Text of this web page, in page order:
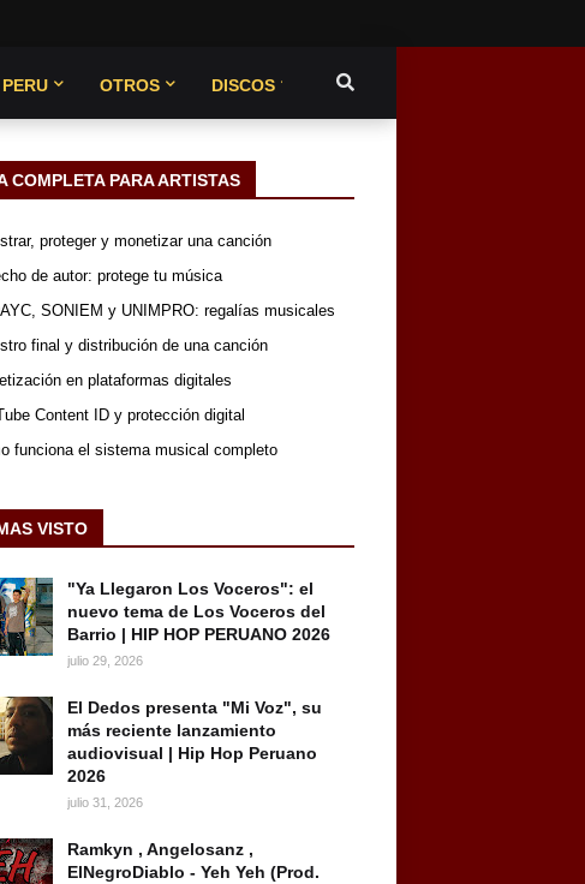
OTROS DISCOS
COMPLETA PARA ARTISTAS
proteger y monetizar una canción
de autor: protege tu música
SONIEM y UNIMPRO: regalías musicales
final y distribución de una canción
en plataformas digitales
Content ID y protección digital
funciona el sistema musical completo
VISTO
"Ya Llegaron Los Voceros": el
nuevo tema de Los Voceros del
Barrio | HIP HOP PERUANO 2026
julio 29, 2026
El Dedos presenta "Mi Voz", su
más reciente lanzamiento
audiovisual | Hip Hop Peruano
2026
julio 31, 2026
Ramkyn , Angelosanz ,
ElNegroDiablo - Yeh Yeh (Prod.